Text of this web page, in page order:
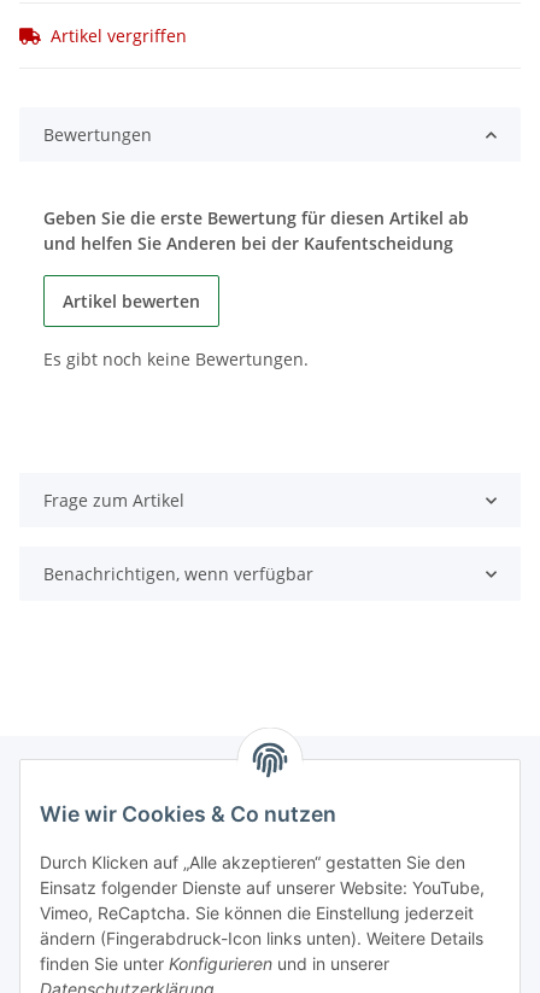
Wie wir Cookies & Co nutzen
Durch Klicken auf „Alle akzeptieren“ gestatten Sie den
Einsatz folgender Dienste auf unserer Website: YouTube,
Vimeo, ReCaptcha. Sie können die Einstellung jederzeit
ändern (Fingerabdruck-Icon links unten). Weitere Details
finden Sie unter Konfigurieren und in unserer
Artikel vergriffen
Bewertungen
Geben Sie die erste Bewertung für diesen Artikel ab
und helfen Sie Anderen bei der Kaufentscheidung
Artikel bewerten
Es gibt noch keine Bewertungen.
Frage zum Artikel
Benachrichtigen, wenn verfügbar
Informationen
Gesetzliche Informationen
Mein Konto